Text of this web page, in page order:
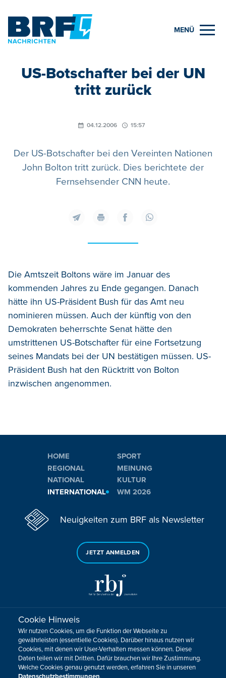
MENÜ
US-Botschafter bei der UN
tritt zurück
04.12.2006 15:57
Der US-Botschafter bei den Vereinten Nationen
John Bolton tritt zurück. Dies berichtete der
Fernsehsender CNN heute.
Die Amtszeit Boltons wäre im Januar des
kommenden Jahres zu Ende gegangen. Danach
hätte ihn US-Präsident Bush für das Amt neu
nominieren müssen. Auch der künftig von den
Demokraten beherrschte Senat hätte den
umstrittenen US-Botschafter für eine Fortsetzung
seines Mandats bei der UN bestätigen müssen. US-
Präsident Bush hat den Rücktritt von Bolton
inzwischen angenommen.
HOME
REGIONAL
NATIONAL
INTERNATIONAL
SPORT
MEINUNG
KULTUR
WM 2026
Neuigkeiten zum BRF als Newsletter
JETZT ANMELDEN
Sie haben noch Fragen oder Anmerkungen?
KONTAKTIEREN SIE UNS!
Impressum Datenschutz Kontakt
Barrierefreiheit
Cookie-Zustimmung anpassen
Cookie Hinweis
Wir nutzen Cookies, um die Funktion der Webseite zu
gewährleisten (essentielle Cookies). Darüber hinaus nutzen wir
Cookies, mit denen wir User-Verhalten messen können. Diese
Daten teilen wir mit Dritten. Dafür brauchen wir Ihre Zustimmung.
Welche Cookies genau genutzt werden, erfahren Sie in unseren